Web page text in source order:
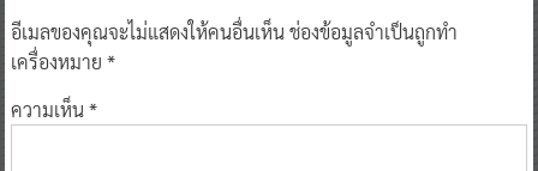
อีเมลของคุณจะไม่แสดงให้คนอื่นเห็นช่องข้อมูลจำเป็นถูกทำ
เครื่องหมาย *
ความเห็น*